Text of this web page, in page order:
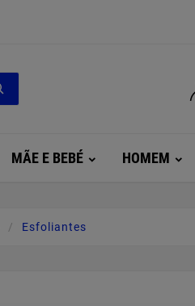
MÃE E BEBÉ HOMEM
Esfoliantes